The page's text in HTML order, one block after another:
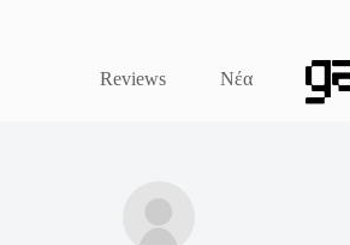
Reviews
Νέα